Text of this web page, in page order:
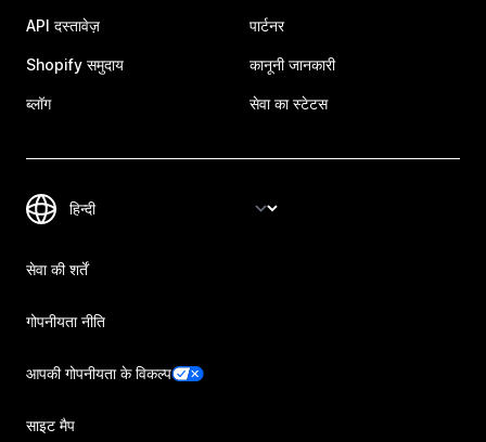
API दस्तावेज़
Shopify समुदाय
ब्लॉग
पार्टनर
कानूनी जानकारी
सेवा का स्टेटस
सेवा की शर्तें
गोपनीयता नीति
आपकी गोपनीयता के विकल्प
साइट मैप